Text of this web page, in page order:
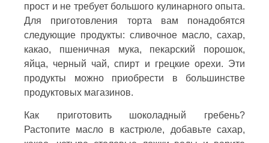
прост и не требует большого кулинарного опыта.
Для приготовления торта вам понадобятся
следующие продукты: сливочное масло, сахар,
какао, пшеничная мука, пекарский порошок,
яйца, черный чай, спирт и грецкие орехи. Эти
продукты можно приобрести в большинстве
продуктовых магазинов.
Как приготовить шоколадный гребень?
Растопите масло в кастрюле, добавьте сахар,